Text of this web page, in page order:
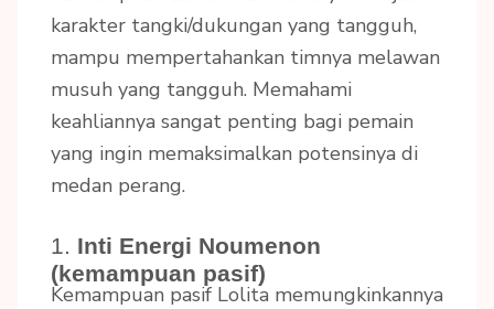
karakter tangki/dukungan yang tangguh,
mampu mempertahankan timnya melawan
musuh yang tangguh. Memahami
keahliannya sangat penting bagi pemain
yang ingin memaksimalkan potensinya di
medan perang.
1. Inti Energi Noumenon
(kemampuan pasif)
Kemampuan pasif Lolita memungkinkannya